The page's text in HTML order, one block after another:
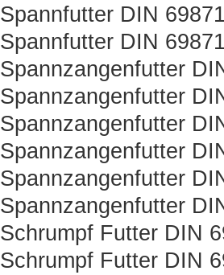
Spannfutter DIN
Spannfutter DIN
Spannzangenfutter
Spannzangenfutter
Spannzangenfutter
Spannzangenfutter
Spannzangenfutter
Spannzangenfutter
Schrumpf Futter DIN
Schrumpf Futter DIN